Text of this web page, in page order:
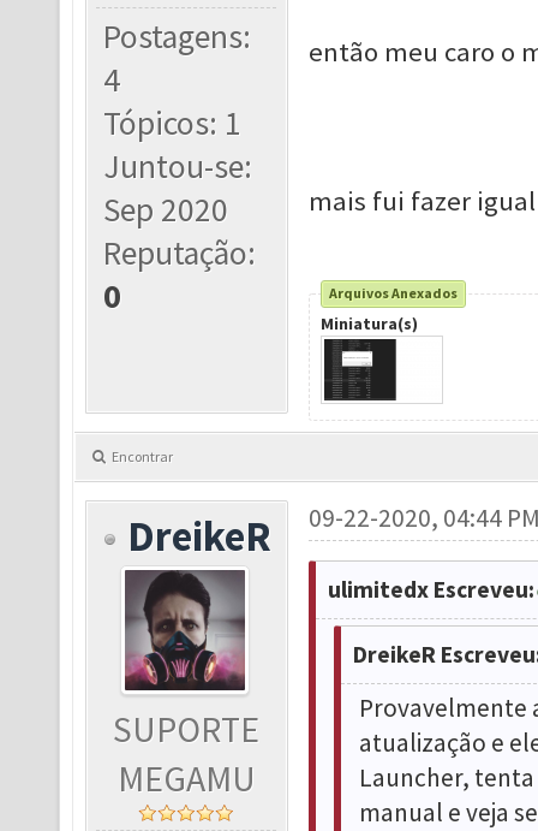
Postagens:
4
Tópicos: 1
Juntou-se:
Sep 2020
Reputação:
0
então meu caro o
mais fui fazer
Arquivos Anexados
Miniatura(s)
Encontrar
DreikeR
SUPORTE
MEGAMU
09-22-2020, 04:44
ulimitedx Escreveu:
DreikeR
Provavelmente
atualização e
Launcher,
manual e veja